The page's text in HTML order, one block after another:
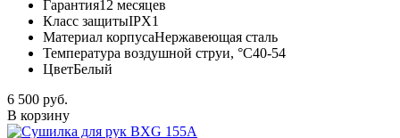
Гарантия12 месяцев
Класс защитыIPX1
Материал корпусаНержавеющая сталь
Температура воздушной струи, °С40-54
ЦветБелый
6 500 руб.
В корзину